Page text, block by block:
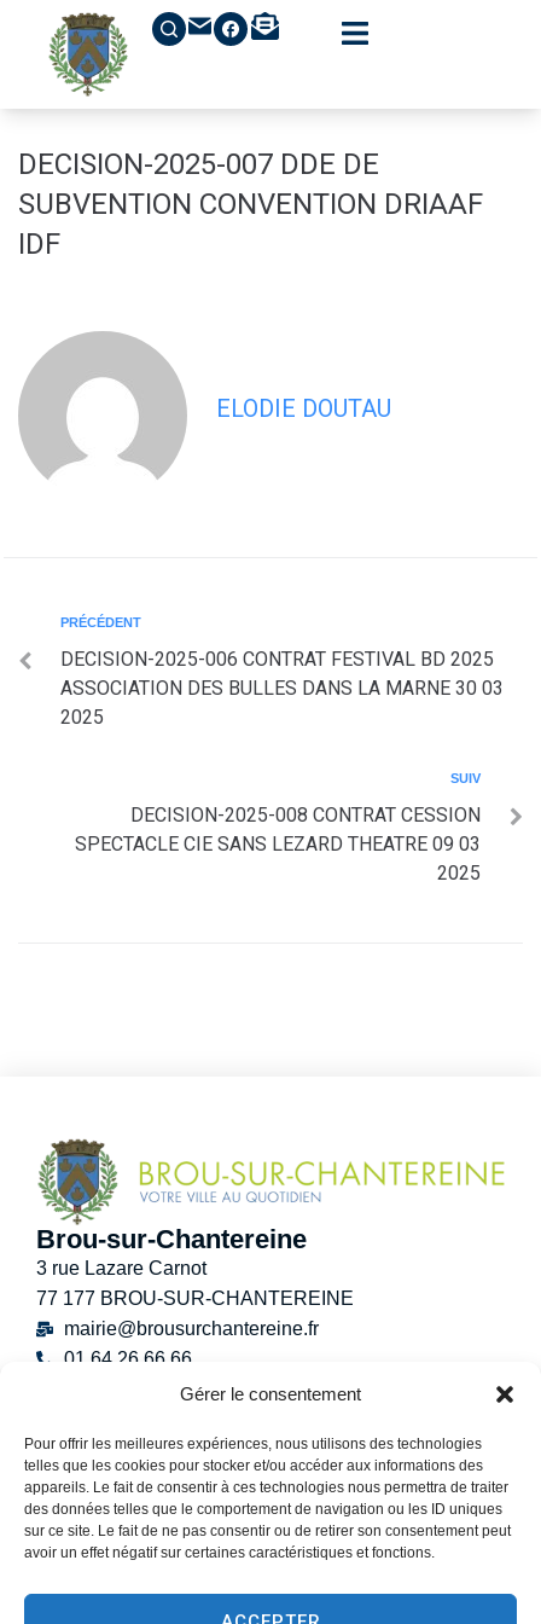
Gérer le consentement
Pour offrir les meilleures expériences, nous utilisons des technologies
telles que les cookies pour stocker et/ou accéder aux informations des
appareils. Le fait de consentir à ces technologies nous permettra de traiter
des données telles que le comportement de navigation ou les ID uniques
sur ce site. Le fait de ne pas consentir ou de retirer son consentement peut
avoir un effet négatif sur certaines caractéristiques et fonctions.
principal
DECISION-2025-007 DDE DE
SUBVENTION CONVENTION DRIAAF
IDF
ELODIE DOUTAU
PRÉCÉDENT
DECISION-2025-006 CONTRAT FESTIVAL BD 2025
ASSOCIATION DES BULLES DANS LA MARNE 30 03
2025
SUIV
DECISION-2025-008 CONTRAT CESSION
SPECTACLE CIE SANS LEZARD THEATRE 09 03
2025
Brou-sur-Chantereine
3 rue Lazare Carnot
77 177 BROU-SUR-CHANTEREINE
mairie@brousurchantereine.fr
01 64 26 66 66
Lundi :8h30 – 12h
Mardi :8h30 – 12h / 13h30 – 17h30
Mercredi :8h30 -12h30
Jeudi : 8h30 – 12h / 13h30 – 18h30
13h30 – 17h30
Samedi :9h00 – 12h